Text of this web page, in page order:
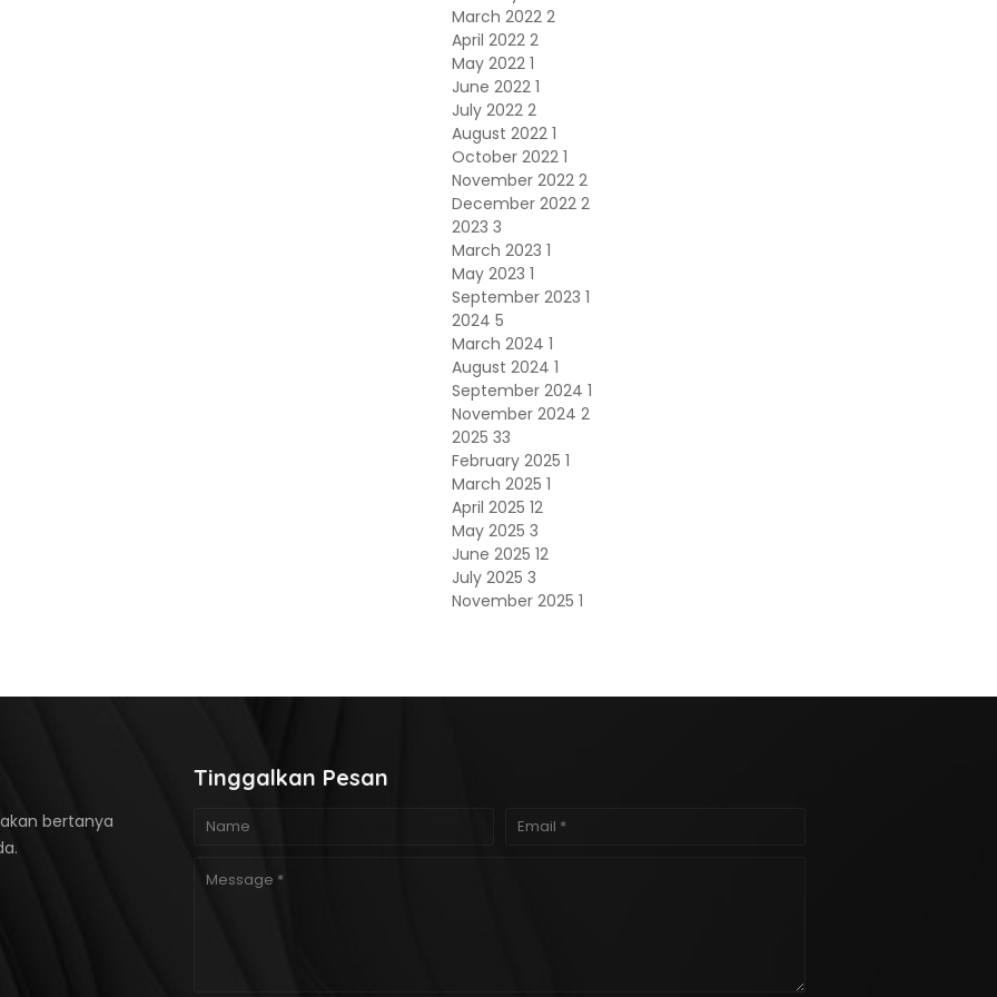
March 2022 2
April 2022 2
May 2022 1
June 2022 1
July 2022 2
August 2022 1
October 2022 1
November 2022 2
December 2022 2
2023 3
March 2023 1
May 2023 1
September 2023 1
2024 5
March 2024 1
August 2024 1
September 2024 1
November 2024 2
2025 33
February 2025 1
March 2025 1
April 2025 12
May 2025 3
June 2025 12
July 2025 3
November 2025 1
bertanya
Tinggalkan Pesan